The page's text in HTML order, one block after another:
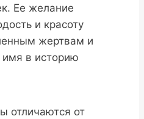
Ее желание
и красоту
жертвам и
имя в историю
отличаются от